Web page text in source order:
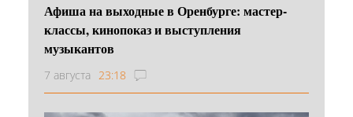
Афиша на выходные в Оренбурге: мастер-
классы, кинопоказ и выступления
музыкантов
7 августа 23:18